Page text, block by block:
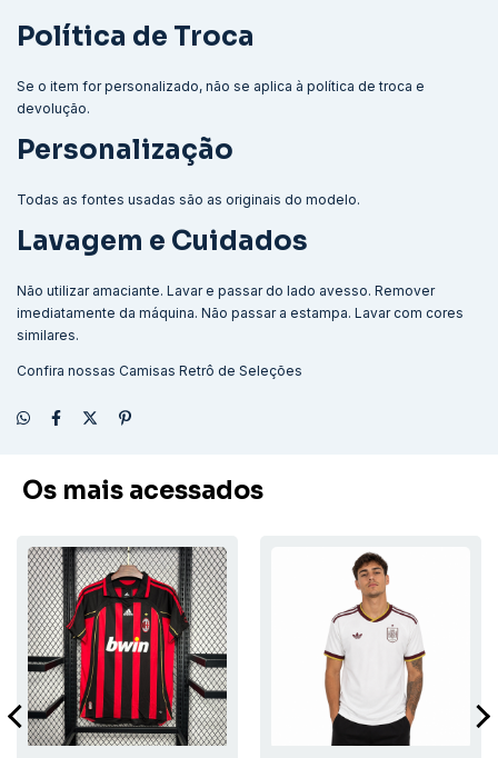
Política de Troca
Se o item for personalizado, não se aplica à política de troca e
devolução.
Personalização
Todas as fontes usadas são as originais do modelo.
Lavagem e Cuidados
Não utilizar amaciante. Lavar e passar do lado avesso. Remover
imediatamente da máquina. Não passar a estampa. Lavar com cores
similares.
Confira nossas Camisas Retrô de Seleções
Os mais acessados